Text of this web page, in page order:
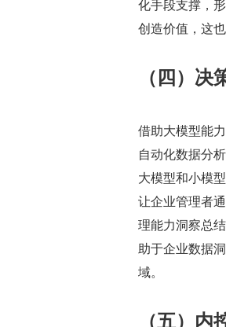
化手段支撑，
创造价值，这
（四）
借助大模型能
自动化数据分
大模型和小模
让企业管理者
理能力洞察总
助于企业数据
域。
（五）